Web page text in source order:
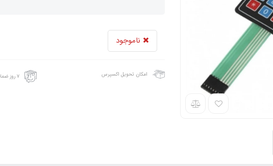
ناموجود
امکان تحویل اکسپرس ۷ روز ضمانت بازگشت